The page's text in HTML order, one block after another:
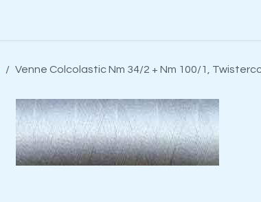
Venne Colcolastic Nm 34/2 + Nm 100/1,